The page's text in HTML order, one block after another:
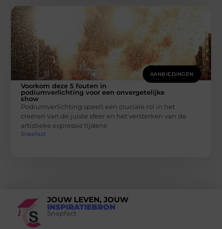
AANBIEDINGEN
Voorkom deze 5 fouten in
podiumverlichting voor een onvergetelijke
show
Podiumverlichting speelt een cruciale rol in het
creëren van de juiste sfeer en het versterken van de
artistieke expressie tijdens
Snapfact
JOUW LEVEN, JOUW
INSPIRATIEBRON
Snapfact